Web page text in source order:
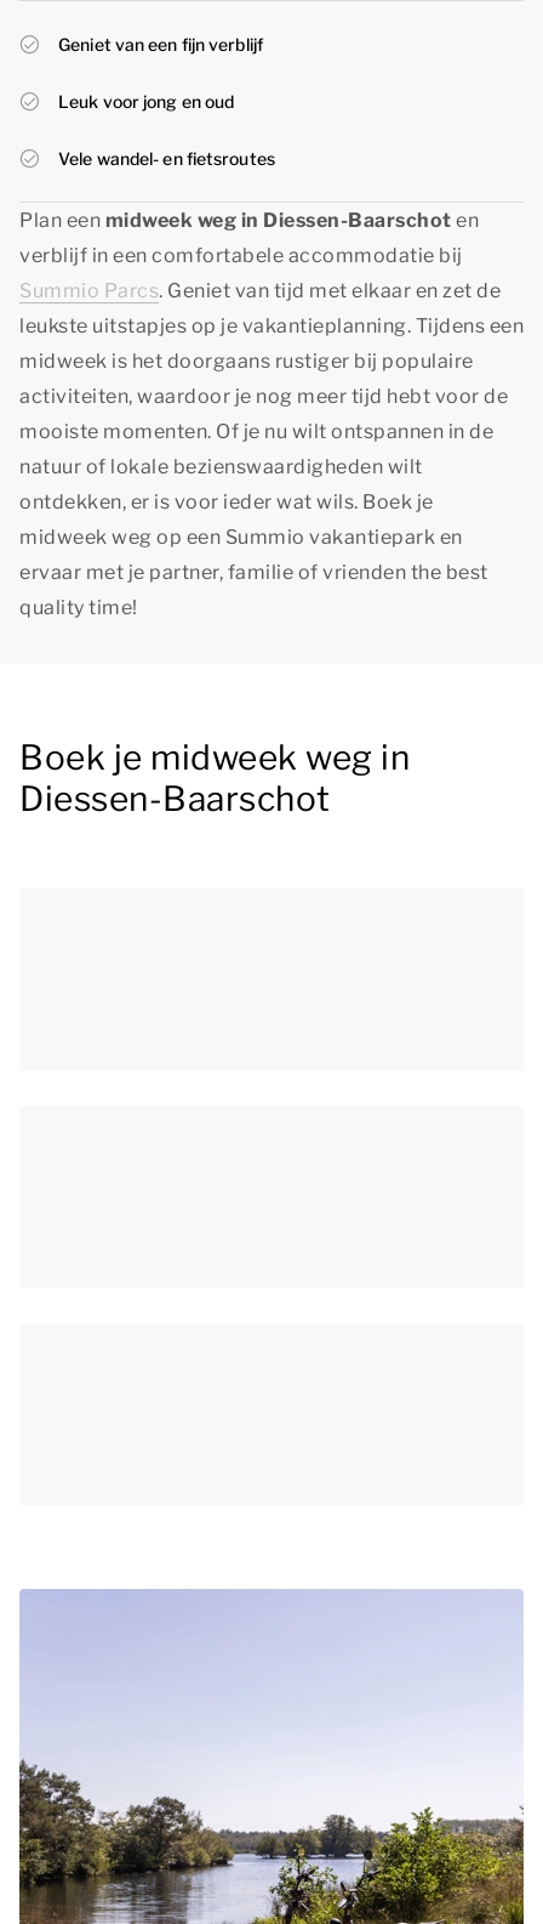
Geniet van een fijn verblijf
Leuk voor jong en oud
Vele wandel- en fietsroutes
Plan een midweek weg in Diessen-Baarschot en
verblijf in een comfortabele accommodatie bij
Summio Parcs. Geniet van tijd met elkaar en zet de
leukste uitstapjes op je vakantieplanning. Tijdens een
midweek is het doorgaans rustiger bij populaire
activiteiten, waardoor je nog meer tijd hebt voor de
mooiste momenten. Of je nu wilt ontspannen in de
natuur of lokale bezienswaardigheden wilt
ontdekken, er is voor ieder wat wils. Boek je
midweek weg op een Summio vakantiepark en
ervaar met je partner, familie of vrienden the best
quality time!
Boek je midweek weg in
Diessen-Baarschot